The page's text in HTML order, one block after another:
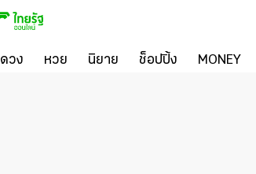
ดวง หวย นิยาย ช็อปปิ้ง MONEY